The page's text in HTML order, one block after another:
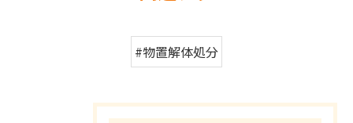
#物置解体処分